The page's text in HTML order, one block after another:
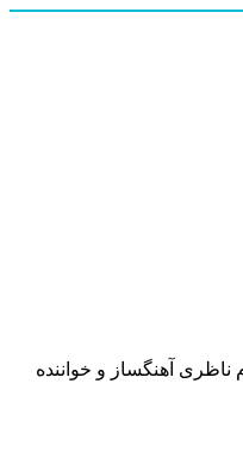
باشد و راه پدر را در خوانندگی ادامه داده است. حافظ ناظری (متولد ۸ مرداد ۱۳۵۸)، فرزند شهرام ناظری آهنگساز و خواننده